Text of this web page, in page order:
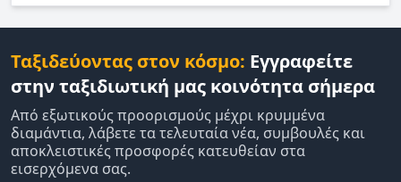
Ταξιδεύοντας στον κόσμο: Εγγραφείτε
στην ταξιδιωτική μας κοινότητα σήμερα
Από εξωτικούς προορισμούς μέχρι κρυμμένα
διαμάντια, λάβετε τα τελευταία νέα, συμβουλές και
αποκλειστικές προσφορές κατευθείαν στα
εισερχόμενα σας.